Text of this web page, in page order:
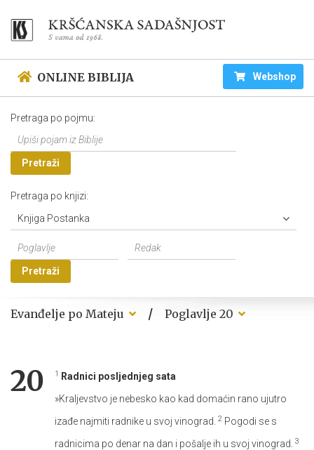
ONLINE BIBLIJA Webshop
Pretraga po pojmu:
Pretraži
Pretraga po knjizi:
Knjiga Postanka
Pretraži
Evanđelje po Mateju / Poglavlje 20
20 1
Radnici posljednjeg sata
»Kraljevstvo je nebesko kao kad domaćin rano ujutro
izađe najmiti radnike u svoj vinograd. 2 Pogodi se s
radnicima po denar na dan i pošalje ih u svoj vinograd. 3